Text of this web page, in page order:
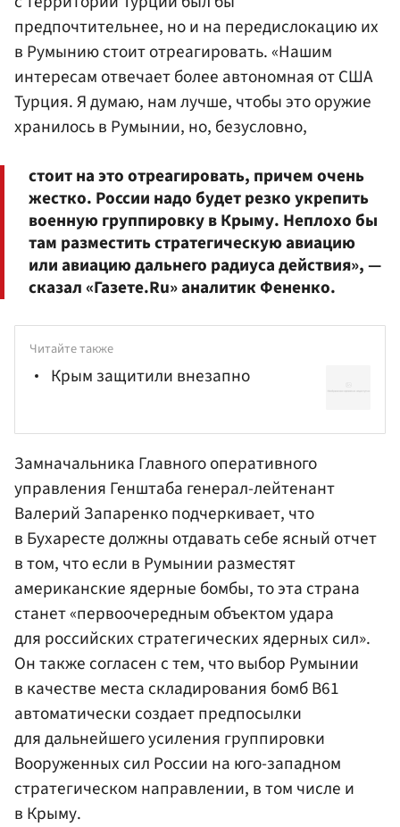
предпочтительнее, но и на передислокацию их
в Румынию стоит отреагировать. «Нашим
интересам отвечает более автономная от США
Турция. Я думаю, нам лучше, чтобы это оружие
хранилось в Румынии, но, безусловно,
стоит на это отреагировать, причем очень
жестко. России надо будет резко укрепить
военную группировку в Крыму. Неплохо бы
там разместить стратегическую авиацию
или авиацию дальнего радиуса действия», —
сказал «Газете.Ru» аналитик Фененко.
Читайте также
Крым защитили внезапно
Замначальника Главного оперативного
управления Генштаба генерал-лейтенант
Валерий Запаренкоподчеркивает, что
в Бухаресте должны отдавать себе ясный отчет
в том, что если в Румынии разместят
американские ядерные бомбы, то эта страна
станет «первоочередным объектом удара
для российских стратегических ядерных сил».
Он также согласен с тем, что выбор Румынии
в качестве места складирования бомб В61
автоматически создает предпосылки
для дальнейшего усиления группировки
Вооруженных сил России на юго-западном
стратегическом направлении, в том числе и
в Крыму.